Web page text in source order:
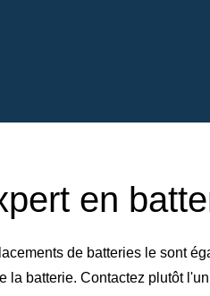
en
de batteries le sont
batterie. Contactez plutôt